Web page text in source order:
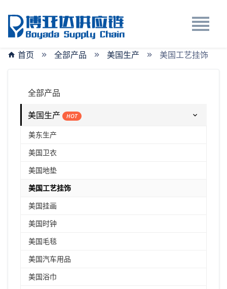
首页 全部产品 美国生产 美国工艺挂饰
全部产品
美国生产
HOT
美东生产
美国卫衣
美国地垫
美国工艺挂饰
美国挂画
美国时钟
美国毛毯
美国汽车用品
美国浴巾